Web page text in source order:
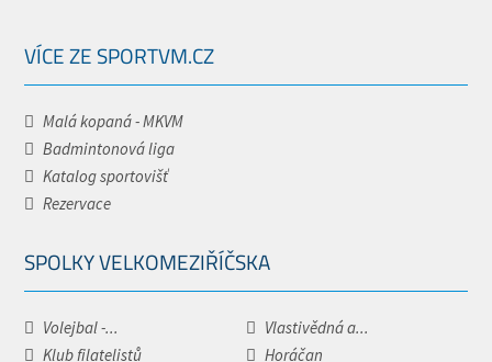
VÍCE ZE SPORTVM.CZ
Malá kopaná - MKVM
Badmintonová liga
Katalog sportovišť
Rezervace
SPOLKY VELKOMEZIŘÍČSKA
Volejbal -...
Vlastivědná a...
Klub filatelistů
Horáčan